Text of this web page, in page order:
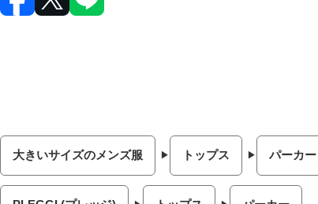
大きいサイズのメンズ服 トップス パーカー